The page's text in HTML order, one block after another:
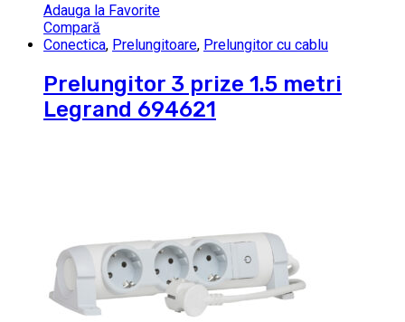
Adauga la Favorite
Compară
Conectica, Prelungitoare, Prelungitor cu cablu
Prelungitor 3 prize 1.5 metri
Legrand 694621